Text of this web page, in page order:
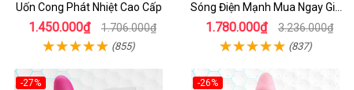
Uốn Cong Phát Nhiệt Cao Cấp
1.450.000₫ 1.706.000₫
(855)
Sóng Điện Mạnh Mua Ngay Giá
Tốt
1.780.000₫ 3.236.000₫
(837)
-27%
-26%